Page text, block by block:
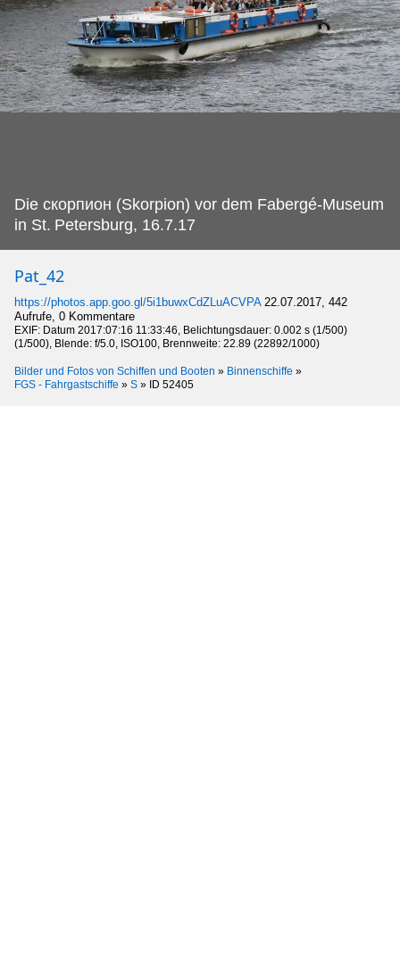
Die скорпион (Skorpion) vor dem Fabergé-Museum
in St. Petersburg, 16.7.17
Pat_42
https://photos.app.goo.gl/5i1buwxCdZLuACVPA 22.07.2017, 442
Aufrufe, 0 Kommentare
EXIF: Datum 2017:07:16 11:33:46, Belichtungsdauer: 0.002 s (1/500)
(1/500), Blende: f/5.0, ISO100, Brennweite: 22.89 (22892/1000)
Bilder und Fotos von Schiffen und Booten » Binnenschiffe »
FGS - Fahrgastschiffe » S » ID 52405